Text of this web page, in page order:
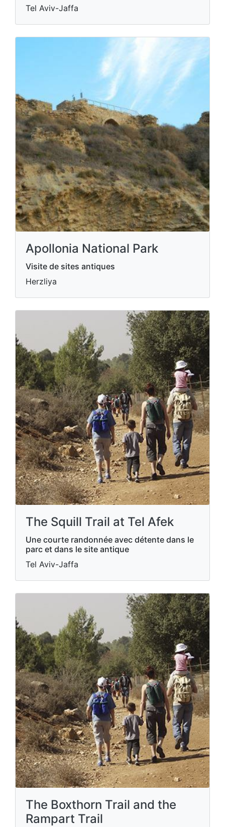
Tel Aviv-Jaffa
Apollonia National Park
Visite de sites antiques
Herzliya
The Squill Trail at Tel Afek
Une courte randonnée avec détente dans le
parc et dans le site antique
Tel Aviv-Jaffa
The Boxthorn Trail and the
Rampart Trail